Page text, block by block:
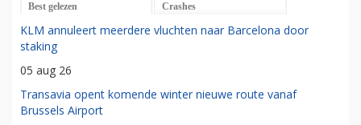
Best gelezen Crashes
KLM annuleert meerdere vluchten naar Barcelona door
staking
05 aug 26
Transavia opent komende winter nieuwe route vanaf
Brussels Airport